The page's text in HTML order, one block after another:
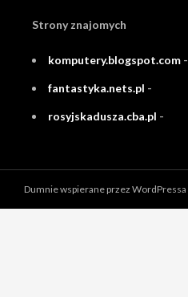
Strony znajomych
komputery.blogspot.com -
fantastyka.nets.pl -
rosyjskadusza.cba.pl -
Dumnie wspierane przez WordPressa